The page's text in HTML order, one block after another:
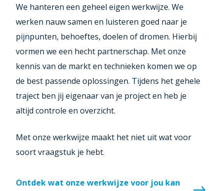
We hanteren een geheel eigen werkwijze. We
werken nauw samen en luisteren goed naar je
pijnpunten, behoeftes, doelen of dromen. Hierbij
vormen we een hecht partnerschap. Met onze
kennis van de markt en technieken komen we op
de best passende oplossingen. Tijdens het gehele
traject ben jij eigenaar van je project en heb je
altijd controle en overzicht.
Met onze werkwijze maakt het niet uit wat voor
soort vraagstuk je hebt.
Ontdek wat onze werkwijze voor jou kan